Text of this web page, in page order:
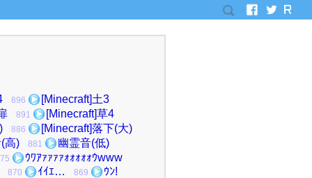
896
[Minecraft]土3
891
[Minecraft]草4
886
[Minecraft]落下(大)
高)
881 幽霊音(低)
ｳﾜｱｧｧｧｧｫｫｫｫｫｳwww
870 ｲｲｴ… 869 ｳﾝ!